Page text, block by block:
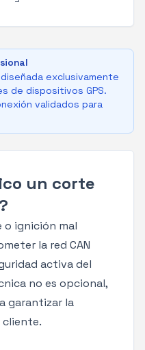
exclusivamente
de dispositivos GPS.
validados para
un corte
ignición mal
la red CAN
activa del
no es opcional,
garantizar la